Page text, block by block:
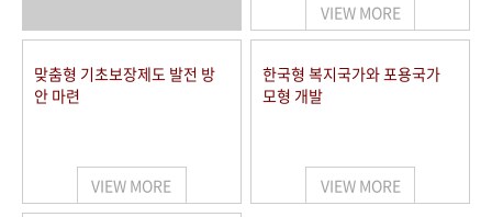
VIEW MORE
맞춤형 기초보장제도 발전 방
안 마련
VIEW MORE
한국형 복지국가와 포용국가
모형 개발
VIEW MORE